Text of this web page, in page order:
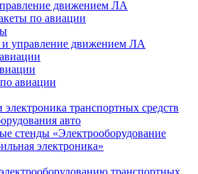
движением ЛА
по авиации
и управление движением ЛА
авиации
транспортных средств
авто
стенды «Электрооборудование
электроника»
транспортных